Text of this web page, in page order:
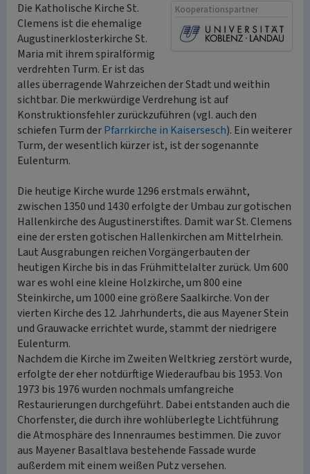
Kooperationspartner
Die Katholische Kirche St.
Clemens ist die ehemalige
Augustinerklosterkirche St.
Maria mit ihrem spiralförmig
verdrehten Turm. Er ist das
alles überragende Wahrzeichen der Stadt und weithin
sichtbar. Die merkwürdige Verdrehung ist auf
Konstruktionsfehler zurückzuführen (vgl. auch den
schiefen Turm derPfarrkirche in Kaisersesch). Ein weiterer
Turm, der wesentlich kürzer ist, ist der sogenannte
Eulenturm.
Die heutige Kirche wurde 1296 erstmals erwähnt,
zwischen 1350 und 1430 erfolgte der Umbau zur gotischen
Hallenkirche des Augustinerstiftes. Damit war St. Clemens
eine der ersten gotischen Hallenkirchen am Mittelrhein.
Laut Ausgrabungen reichen Vorgängerbauten der
heutigen Kirche bis in das Frühmittelalter zurück. Um 600
war es wohl eine kleine Holzkirche, um 800 eine
Steinkirche, um 1000 eine größere Saalkirche. Von der
vierten Kirche des 12. Jahrhunderts, die aus Mayener Stein
und Grauwacke errichtet wurde, stammt der niedrigere
Eulenturm.
Nachdem die Kirche im Zweiten Weltkrieg zerstört wurde,
erfolgte der eher notdürftige Wiederaufbau bis 1953. Von
1973 bis 1976 wurden nochmals umfangreiche
Restaurierungen durchgeführt. Dabei entstanden auch die
Chorfenster, die durch ihre wohlüberlegte Lichtführung
die Atmosphäre des Innenraumes bestimmen. Die zuvor
aus Mayener Basaltlava bestehende Fassade wurde
außerdem mit einem weißen Putz versehen.